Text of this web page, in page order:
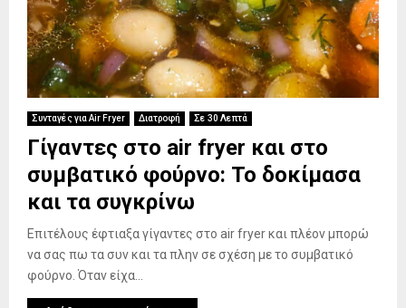
Συνταγές για Air Fryer Διατροφή Σε 30 Λεπτά
Γίγαντες στο air fryer και στο
συμβατικό φούρνο: Το δοκίμασα
και τα συγκρίνω
Επιτέλους έφτιαξα γίγαντες στο air fryer και πλέον μπορώ
να σας πω τα συν και τα πλην σε σχέση με το συμβατικό
φούρνο. Όταν είχα...